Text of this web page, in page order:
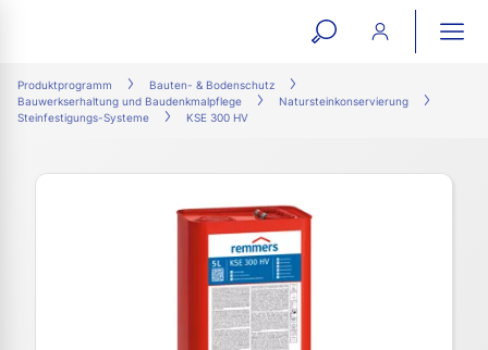
open
Produktprogramm
Bauten- & Bodenschutz
Bauwerkserhaltung und Baudenkmalpflege
Natursteinkonservierung
Steinfestigungs-Systeme
KSE 300 HV